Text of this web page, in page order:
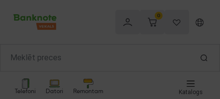
0
Telefoni Datori Remontam Katalogs